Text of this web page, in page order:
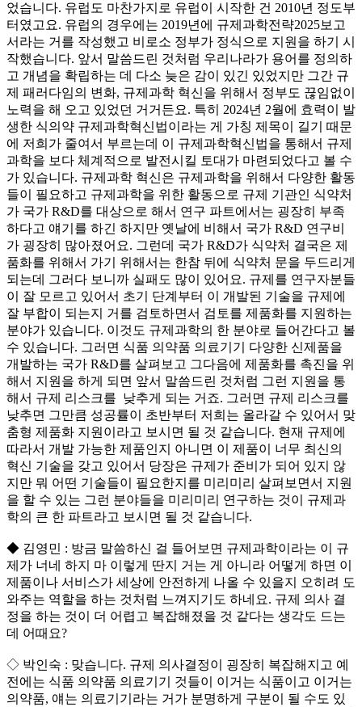
었습니다. 유럽도 마찬가지로 유럽이 시작한 건 2010년 정도부
터였고요. 유럽의 경우에는 2019년에 규제과학전략2025보고
서라는 거를 작성했고 비로소 정부가 정식으로 지원을 하기 시
작했습니다. 앞서 말씀드린 것처럼 우리나라가 용어를 정의하
고 개념을 확립하는 데 다소 늦은 감이 있긴 있었지만 그간 규
제 패러다임의 변화, 규제과학 혁신을 위해서 정부도 끊임없이
노력을 해 오고 있었던 거거든요. 특히 2024년 2월에 효력이 발
생한 식의약 규제과학혁신법이라는 게 가칭 제목이 길기 때문
에 저희가 줄여서 부르는데 이 규제과학혁신법을 통해서 규제
과학을 보다 체계적으로 발전시킬 토대가 마련되었다고 볼 수
가 있습니다. 규제과학 혁신은 규제과학을 위해서 다양한 활동
들이 필요하고 규제과학을 위한 활동으로 규제 기관인 식약처
가 국가 R&D를 대상으로 해서 연구 파트에서는 굉장히 부족
하다고 얘기를 하긴 하지만 옛날에 비해서 국가 R&D 연구비
가 굉장히 많아졌어요. 그런데 국가 R&D가 식약처 결국은 제
품화를 위해서 가기 위해서는 한참 뒤에 식약처 문을 두드리게
되는데 그러다 보니까 실패도 많이 있어요. 규제를 연구자분들
이 잘 모르고 있어서 초기 단계부터 이 개발된 기술을 규제에
잘 부합이 되는지 거를 검토하면서 검토를 제품화를 지원하는
분야가 있습니다. 이것도 규제과학의 한 분야로 들어간다고 볼
수 있습니다. 그러면 식품 의약품 의료기기 다양한 신제품을
개발하는 국가 R&D를 살펴보고 그다음에 제품화를 촉진을 위
해서 지원을 하게 되면 앞서 말씀드린 것처럼 그런 지원을 통
해서 규제 리스크를 낮추게 되는 거죠. 그러면 규제 리스크를
낮추면 그만큼 성공률이 초반부터 저희는 올라갈 수 있어서 맞
춤형 제품화 지원이라고 보시면 될 것 같습니다. 현재 규제에
따라서 개발 가능한 제품인지 아니면 이 제품이 너무 최신의
혁신 기술을 갖고 있어서 당장은 규제가 준비가 되어 있지 않
지만 뭐 어떤 기술들이 필요한지를 미리미리 살펴보면서 지원
을 할 수 있는 그런 분야들을 미리미리 연구하는 것이 규제과
학의 큰 한 파트라고 보시면 될 것 같습니다.
◆ 김영민 : 방금 말씀하신 걸 들어보면 규제과학이라는 이 규
제가 너네 하지 마 이렇게 딴지 거는 게 아니라 어떻게 하면 이
제품이나 서비스가 세상에 안전하게 나올 수 있을지 오히려 도
와주는 역할을 하는 것처럼 느껴지기도 하네요. 규제 의사 결
정을 하는 것이 더 어렵고 복잡해졌을 것 같다는 생각도 드는
데 어때요?
◇ 박인숙 : 맞습니다. 규제 의사결정이 굉장히 복잡해지고 예
전에는 식품 의약품 의료기기 것들이 이거는 식품이고 이거는
의약품, 얘는 의료기기라는 거가 분명하게 구분이 될 수도 있